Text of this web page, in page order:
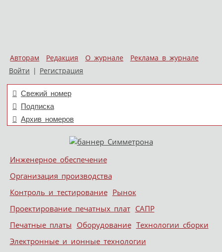
Авторам Редакция О журнале
Реклама в журнале
Войти | Регистрация
Свежий номер
Подписка
Архив номеров
Меню
Skip to content
Инженерное обеспечение
Организация производства
Контроль и тестирование Рынок
Проектирование печатных плат САПР
Печатные платы Оборудование Технологии сборки
Электронные и ионные технологии